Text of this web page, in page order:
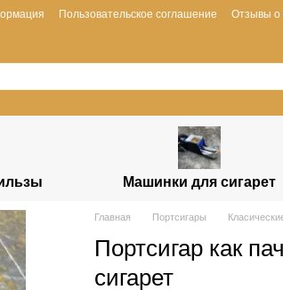
Пользовательское соглашение Отзывы о
Машинки для сигарет
Главная Портсигары
Портсигар как
сигарет